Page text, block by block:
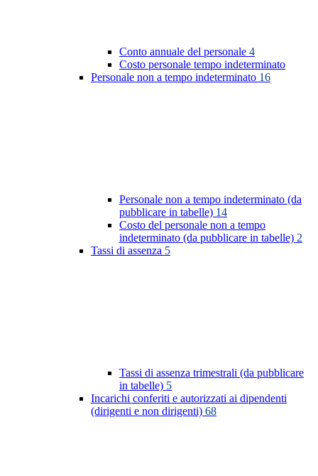
Conto annuale del personale 4
Costo personale tempo indeterminato
Personale non a tempo indeterminato 16
Personale non a tempo indeterminato (da
pubblicare in tabelle) 14
Costo del personale non a tempo
indeterminato (da pubblicare in tabelle) 2
Tassi di assenza 5
Tassi di assenza trimestrali (da pubblicare
in tabelle) 5
Incarichi conferiti e autorizzati ai dipendenti
(dirigenti e non dirigenti) 68